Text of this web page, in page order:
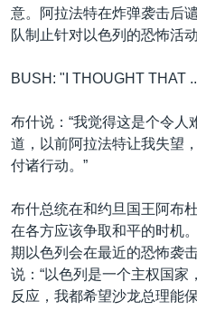
重要讲话与声明
台海两岸关系
南中国海争端
关注新疆
GEN Z 看美国
意。阿拉法特在炸弹袭击后
队制止针对以色列的恐怖活动
BUSH: "I THOUGHT THAT
布什说：“我觉得这是个令人
道，以前阿拉法特让我失望
付诸行动。”
布什总统在和约旦国王阿布
在各方应该争取和平的时机
期以色列会在最近的恐怖袭
说：“以色列是一个主权国家
反应，我都希望沙龙总理能